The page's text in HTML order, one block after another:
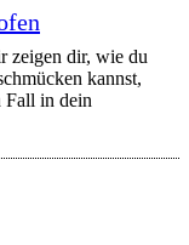
zeigen dir, wie du
kannst,
Fall in dein